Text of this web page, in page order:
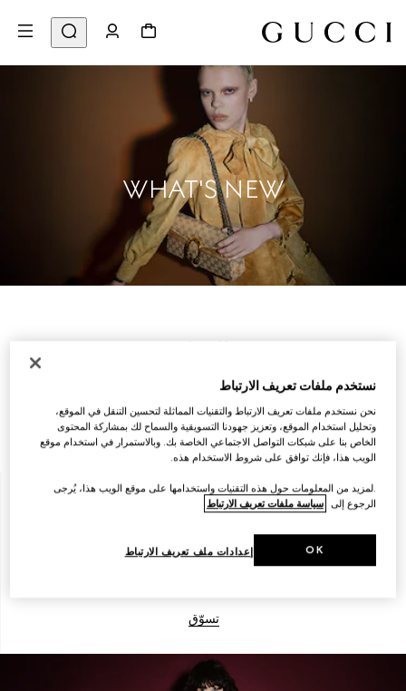
WHAT'S NEW
تسوّق
تسوّق
نستخدم ملفات تعريف الارتباط
نحن نستخدم ملفات تعريف الارتباط والتقنيات المماثلة لتحسين التنقل في الموقع،
وتحليل استخدام الموقع، وتعزيز جهودنا التسويقية والسماح لك بمشاركة المحتوى
الخاص بنا على شبكات التواصل الاجتماعي الخاصة بك. وبالاستمرار في استخدام موقع
الويب هذا، فإنك توافق على شروط الاستخدام هذه.
.لمزيد من المعلومات حول هذه التقنيات واستخدامها على موقع الويب هذا، يُرجى
الرجوع إلى سياسة ملفات تعريف الارتباط
إعدادات ملف تعريف الارتباط OK